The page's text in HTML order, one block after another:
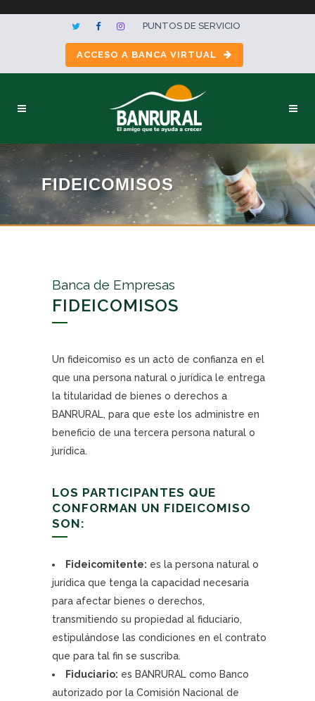
PUNTOS DE SERVICIO
ACCESO A BANCA VIRTUAL
FIDEICOMISOS
Banca de Empresas
FIDEICOMISOS
Un fideicomiso es un acto de confianza en el
que una persona natural o jurídica le entrega
la titularidad de bienes o derechos a
BANRURAL, para que este los administre en
beneficio de una tercera persona natural o
jurídica.
LOS PARTICIPANTES QUE
CONFORMAN UN FIDEICOMISO
SON:
Fideicomitente: es la persona natural o
jurídica que tenga la capacidad necesaria
para afectar bienes o derechos,
transmitiendo su propiedad al fiduciario,
estipulándose las condiciones en el contrato
que para tal fin se suscriba.
Fiduciario: es BANRURAL como Banco
autorizado por la Comisión Nacional de